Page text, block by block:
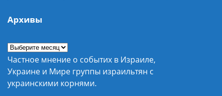
Архивы
Частное мнение о событих в Израиле,
Украине и Мире группы израильтян с
украинскими корнями.